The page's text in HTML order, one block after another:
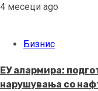
4 месеци ago
Бизнис
ЕУ алармира:
нарушувања со